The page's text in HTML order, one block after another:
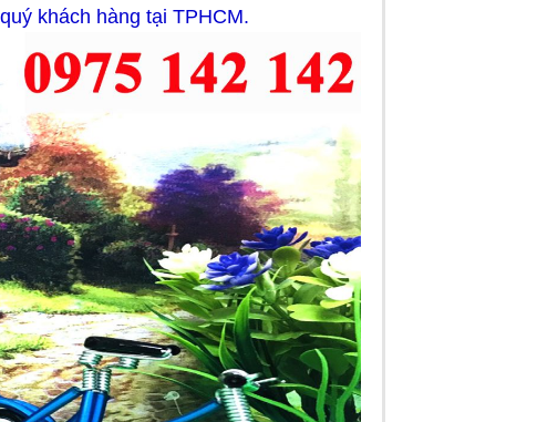
khách hàng tại TPHCM.